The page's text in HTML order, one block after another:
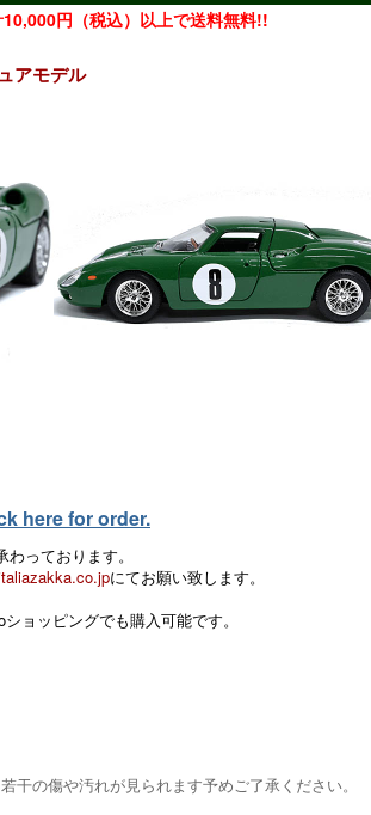
円（税込）以上で送料無料!!
アモデル
here for order.
っております。
にてお願い致します。
ョッピングでも購入可能です。
干の傷や汚れが見られます予めご了承ください。